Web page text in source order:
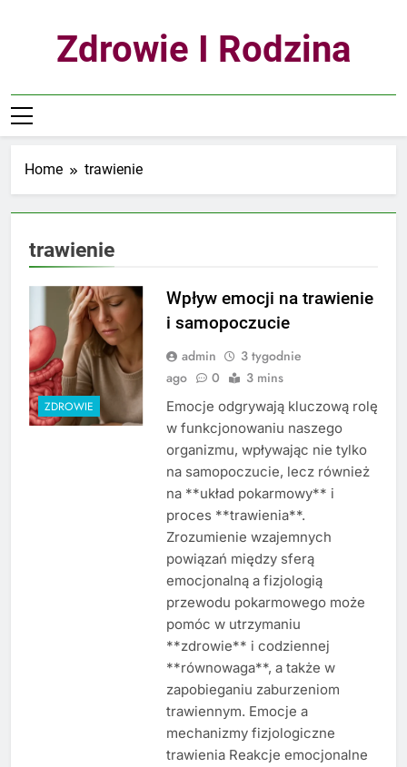
Zdrowie I Rodzina
Home trawienie
trawienie
ZDROWIE
Wpływ emocji na trawienie
i samopoczucie
admin
3 tygodnie
ago
0 3 mins
Emocje odgrywają kluczową rolę
w funkcjonowaniu naszego
organizmu, wpływając nie tylko
na samopoczucie, lecz również
na **układ pokarmowy** i
proces **trawienia**.
Zrozumienie wzajemnych
powiązań między sferą
emocjonalną a fizjologią
przewodu pokarmowego może
pomóc w utrzymaniu
**zdrowie** i codziennej
**równowaga**, a także w
zapobieganiu zaburzeniom
trawiennym. Emocje a
mechanizmy fizjologiczne
trawienia Reakcje emocjonalne